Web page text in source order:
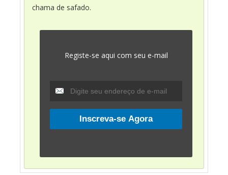
chama de safado.
Registe-se aqui com seu e-mail